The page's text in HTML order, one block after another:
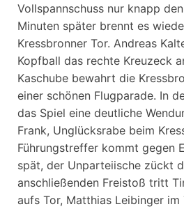
Vollspannschuss nur knapp
Minuten später brennt es
Kressbronner Tor. Andreas
Kopfball das rechte Kreuzeck
Kaschube bewahrt die
einer schönen Flugparade. In
das Spiel eine deutliche
Frank, Unglücksrabe beim
Führungstreffer kommt gegen
spät, der Unparteiische zückt
anschließenden Freistoß tritt
aufs Tor, Matthias Leibinger